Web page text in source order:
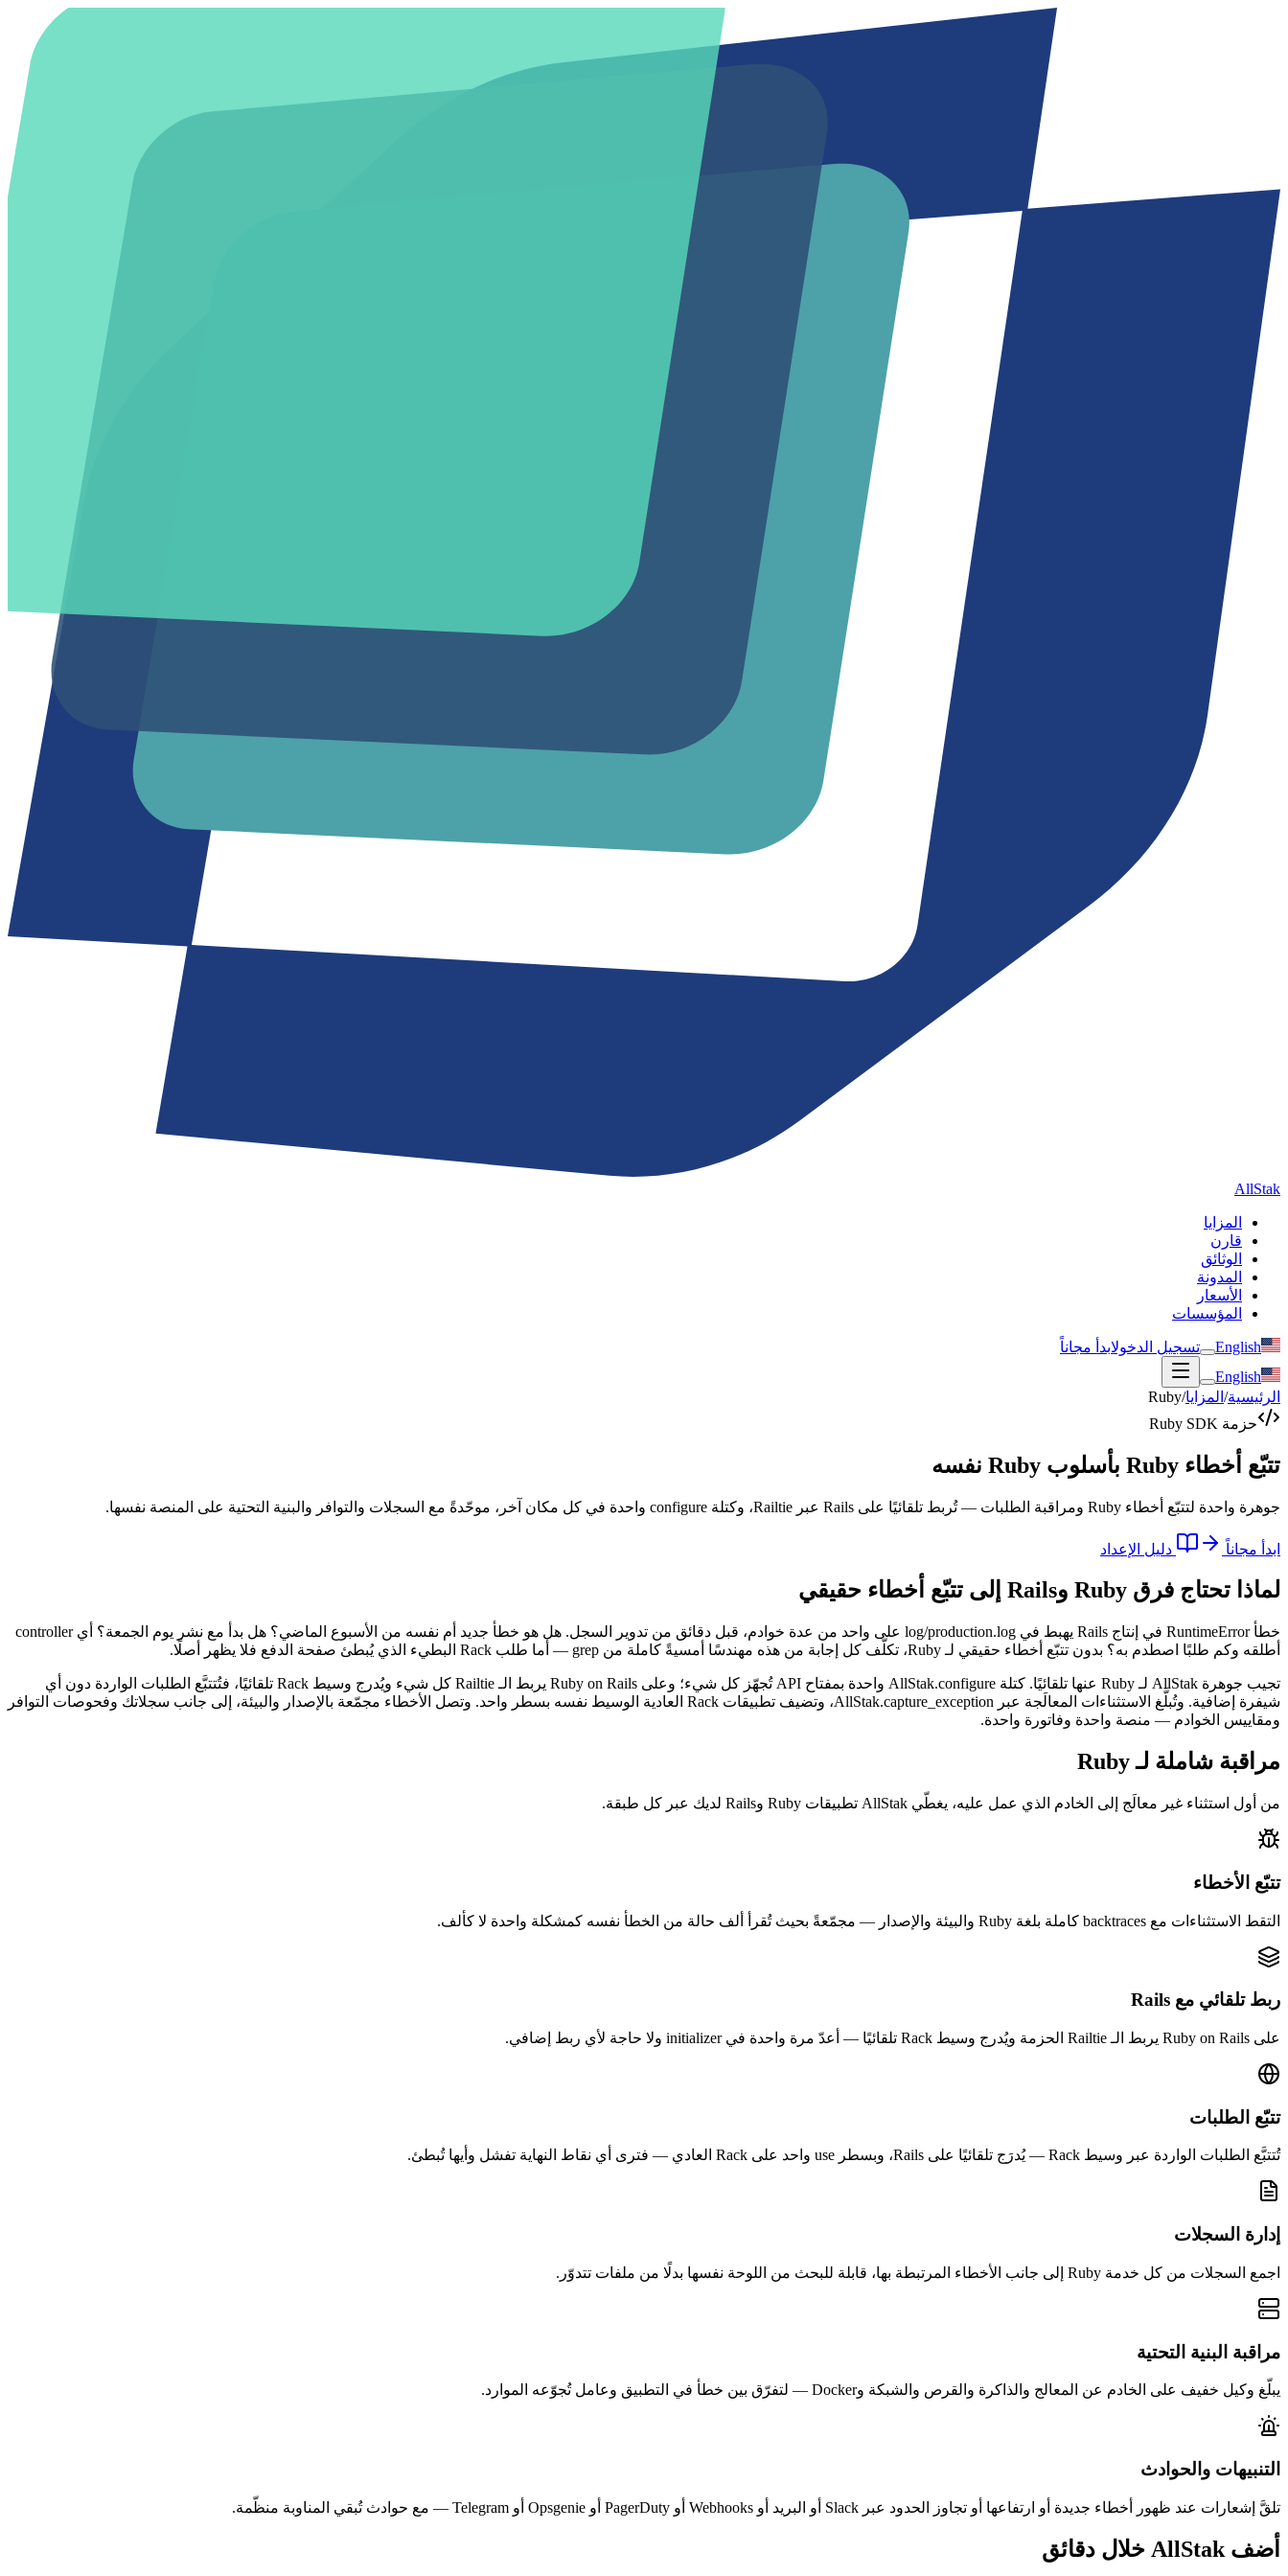
AllStak
المزايا
قارن
الوثائق
المدونة
الأسعار
المؤسسات
English تسجيل الدخولابدأ مجاناً
English
الرئيسية/ المزايا/
Ruby
حزمة Ruby SDK
تتبّع أخطاء Ruby بأسلوب Ruby نفسه
جوهرة واحدة لتتبّع أخطاء Ruby ومراقبة الطلبات — تُربط تلقائيًا على Rails عبر Railtie، وكتلة configure واحدة في كل مكان آخر، موحّدةً مع السجلات والتوافر والبنية التحتية على المنصة نفسها.
ابدأ مجاناً دليل الإعداد
لماذا تحتاج فرق Ruby وRails إلى تتبّع أخطاء حقيقي
خطأ RuntimeError في إنتاج Rails يهبط في log/production.log على واحد من عدة خوادم، قبل دقائق من تدوير السجل. هل هو خطأ جديد أم نفسه من الأسبوع الماضي؟ هل بدأ مع نشر يوم الجمعة؟ أي controller
أطلقه وكم طلبًا اصطدم به؟ بدون تتبّع أخطاء حقيقي لـ Ruby، تكلّف كل إجابة من هذه مهندسًا أمسيةً كاملة من grep — أما طلب Rack البطيء الذي يُبطئ صفحة الدفع فلا يظهر أصلًا.
تجيب جوهرة AllStak لـ Ruby عنها تلقائيًا. كتلة AllStak.configure واحدة بمفتاح API تُجهّز كل شيء؛ وعلى Ruby on Rails يربط الـ Railtie كل شيء ويُدرج وسيط Rack تلقائيًا، فتُتتبَّع الطلبات الواردة دون أي
شيفرة إضافية. وتُبلَّغ الاستثناءات المعالَجة عبر AllStak.capture_exception، وتضيف تطبيقات Rack العادية الوسيط نفسه بسطر واحد. وتصل الأخطاء مجمّعة بالإصدار والبيئة، إلى جانب سجلاتك وفحوصات التوافر
ومقاييس الخوادم — منصة واحدة وفاتورة واحدة.
مراقبة شاملة لـ Ruby
من أول استثناء غير معالَج إلى الخادم الذي عمل عليه، يغطّي AllStak تطبيقات Ruby وRails لديك عبر كل طبقة.
تتبّع الأخطاء
التقط الاستثناءات مع backtraces كاملة بلغة Ruby والبيئة والإصدار — مجمّعةً بحيث تُقرأ ألف حالة من الخطأ نفسه كمشكلة واحدة لا كألف.
ربط تلقائي مع Rails
على Ruby on Rails يربط الـ Railtie الحزمة ويُدرج وسيط Rack تلقائيًا — أعدّ مرة واحدة في initializer ولا حاجة لأي ربط إضافي.
تتبّع الطلبات
تُتتبَّع الطلبات الواردة عبر وسيط Rack — يُدرَج تلقائيًا على Rails، وبسطر use واحد على Rack العادي — فترى أي نقاط النهاية تفشل وأيها تُبطئ.
إدارة السجلات
اجمع السجلات من كل خدمة Ruby إلى جانب الأخطاء المرتبطة بها، قابلة للبحث من اللوحة نفسها بدلًا من ملفات تتدوّر.
مراقبة البنية التحتية
يبلّغ وكيل خفيف على الخادم عن المعالج والذاكرة والقرص والشبكة وDocker — لتفرّق بين خطأ في التطبيق وعامل تُجوّعه الموارد.
التنبيهات والحوادث
تلقَّ إشعارات عند ظهور أخطاء جديدة أو ارتفاعها أو تجاوز الحدود عبر Slack أو البريد أو Webhooks أو PagerDuty أو Opsgenie أو Telegram — مع حوادث تُبقي المناوبة منظّمة.
أضف AllStak خلال دقائق